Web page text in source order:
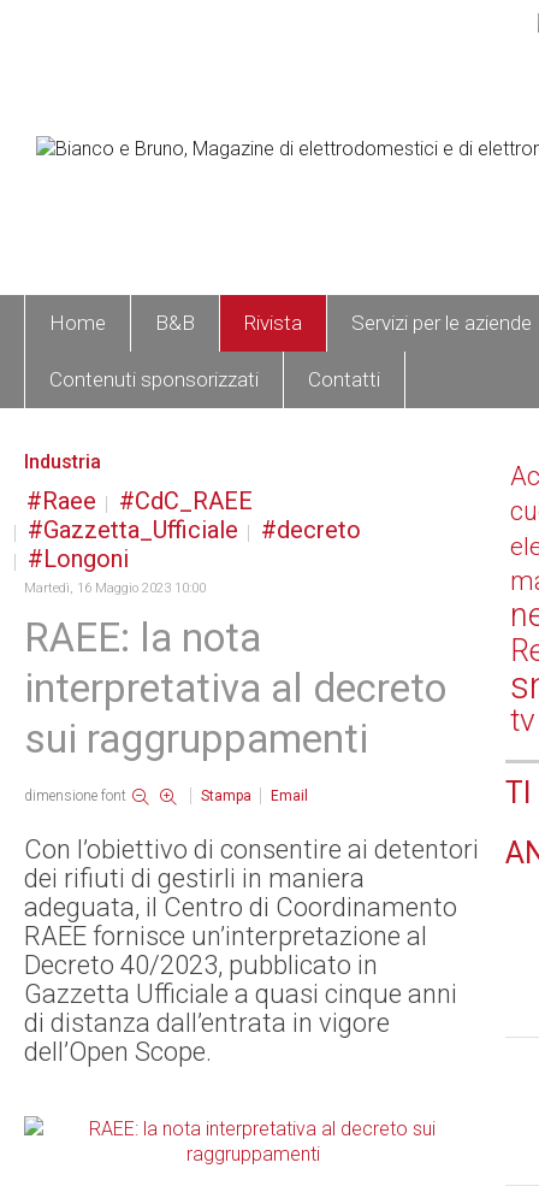
Home B&B Rivista Servizi per le aziende
Contenuti sponsorizzati Contatti
Industria
Raee
CdC_RAEE
Gazzetta_Ufficiale
decreto
Longoni
Martedì, 16 Maggio 2023 10:00
RAEE: la nota
interpretativa al decreto
sui raggruppamenti
dimensione font Stampa Email
Con l’obiettivo di consentire ai detentori
dei rifiuti di gestirli in maniera
adeguata, il Centro di Coordinamento
RAEE fornisce un’interpretazione al
Decreto 40/2023, pubblicato in
Gazzetta Ufficiale a quasi cinque anni
di distanza dall’entrata in vigore
dell’Open Scope.
tv
TI